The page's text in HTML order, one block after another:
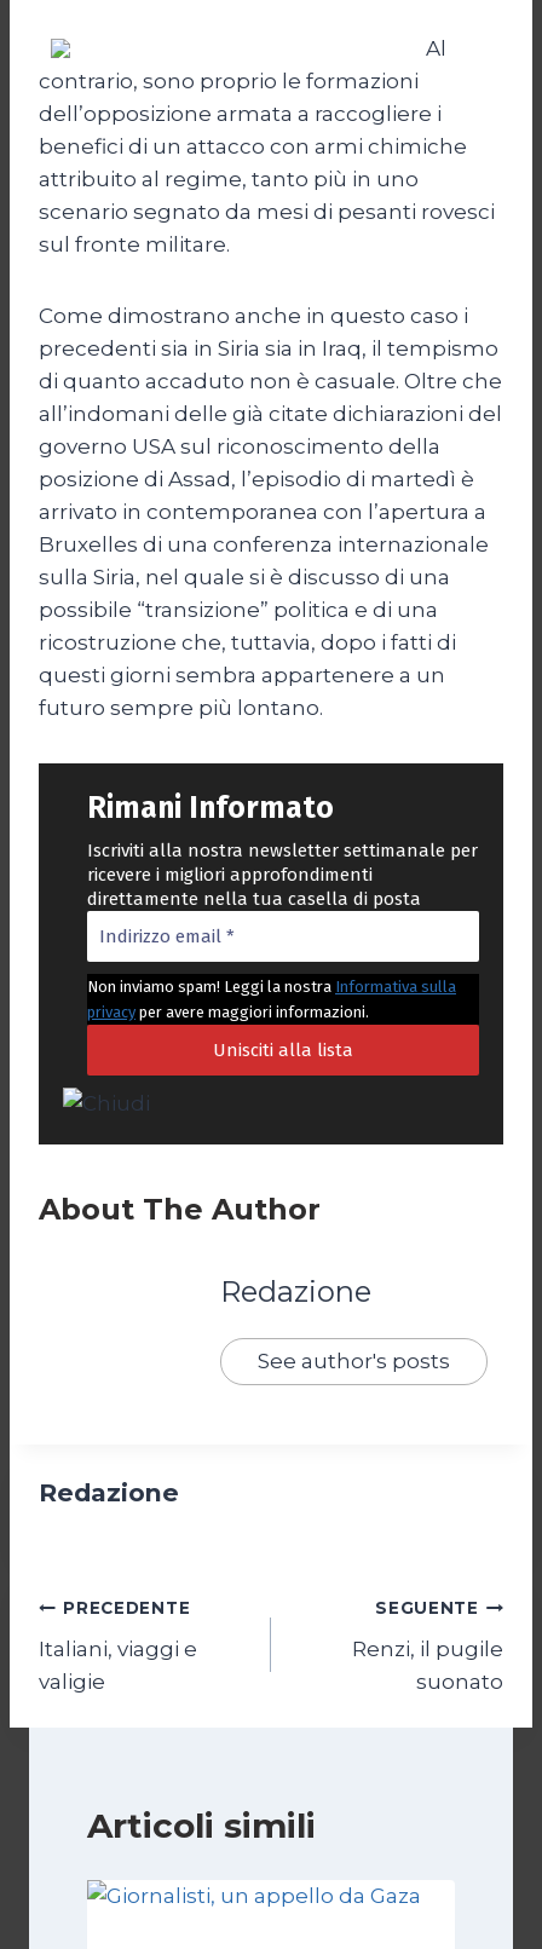
Al
contrario, sono proprio le formazioni
dell’opposizione armata a raccogliere i
benefici di un attacco con armi chimiche
attribuito al regime, tanto più in uno
scenario segnato da mesi di pesanti rovesci
sul fronte militare.
Come dimostrano anche in questo caso i
precedenti sia in Siria sia in Iraq, il tempismo
di quanto accaduto non è casuale. Oltre che
all’indomani delle già citate dichiarazioni del
governo USA sul riconoscimento della
posizione di Assad, l’episodio di martedì è
arrivato in contemporanea con l’apertura a
Bruxelles di una conferenza internazionale
sulla Siria, nel quale si è discusso di una
possibile “transizione” politica e di una
ricostruzione che, tuttavia, dopo i fatti di
questi giorni sembra appartenere a un
futuro sempre più lontano.
Rimani Informato
Iscriviti alla nostra newsletter settimanale per
ricevere i migliori approfondimenti
direttamente nella tua casella di posta
Non inviamo spam! Leggi la nostra Informativa sulla
privacy per avere maggiori informazioni.
About The Author
Redazione
See author's posts
Redazione
Navigazione
articoli
PRECEDENTE
Italiani, viaggi e
valigie
SEGUENTE
Renzi, il pugile
suonato
Articoli simili